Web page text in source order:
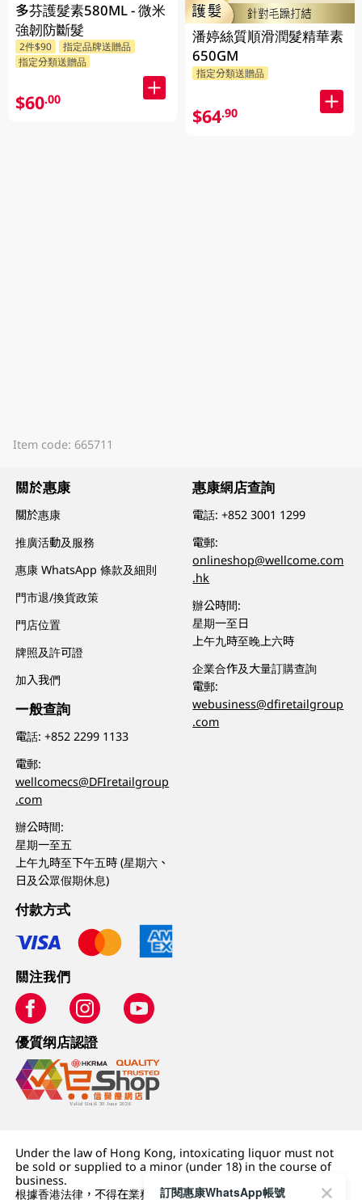
多芬護髮素580ML - 微米
強韌防斷髮
2件$90
指定品牌送贈品
指定分類送贈品
$60.00
潘婷絲質順滑潤髮精華素
650GM
指定分類送贈品
$64.90
Item code: 665711
關於惠康
關於惠康
推廣活動及服務
惠康 WhatsApp 條款及細則
門市退/換貨政策
門店位置
牌照及許可證
加入我們
一般查詢
電話:+852 2299 1133
電郵:
wellcomecs@DFIretailgroup
.com
辦公時間:
星期一至五
上午九時至下午五時 (星期六、
日及公眾假期休息)
惠康網店查詢
電話:+852 3001 1299
電郵:
onlineshop@wellcome.com
.hk
辦公時間:
星期一至日
上午九時至晚上六時
企業合作及大量訂購查詢
電郵:
webusiness@dfiretailgroup
.com
付款方式
關注我們
優質纲店認證
Under the law of Hong Kong, intoxicating liquor must not
be sold or supplied to a minor (under 18) in the course of
business.
根據香港法律，不得在業務過程中，向未成年人 (18 歲以下人士)
訂閱惠康WhatsApp帳號